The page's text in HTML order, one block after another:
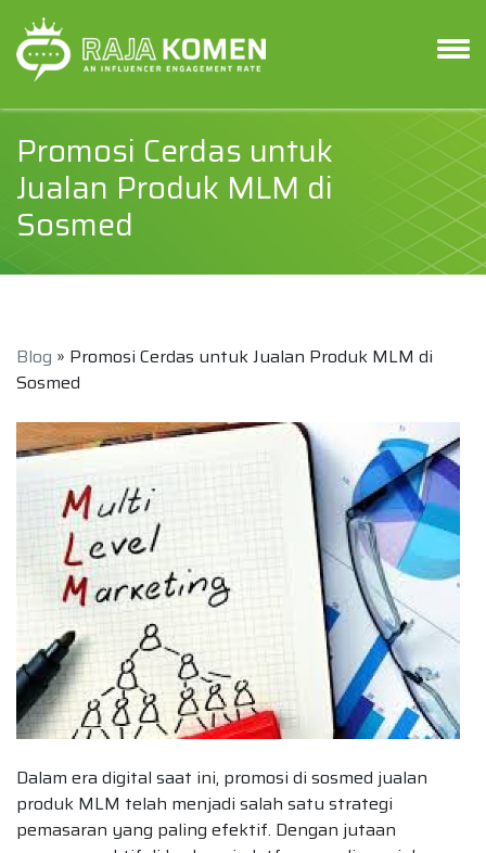
Promosi Cerdas untuk
Jualan Produk MLM di
Sosmed
Blog » Promosi Cerdas untuk Jualan Produk MLM di
Sosmed
Dalam era digital saat ini, promosi di sosmed jualan
produk MLM telah menjadi salah satu strategi
pemasaran yang paling efektif. Dengan jutaan